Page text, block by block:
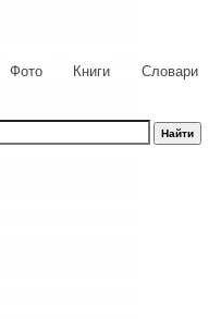
Фото Книги Словари